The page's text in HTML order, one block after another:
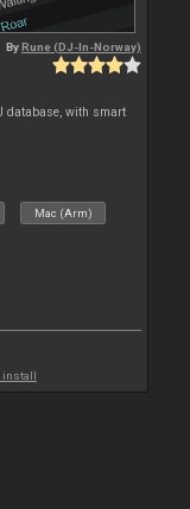
ByRune (DJ-In-Norway)
database, with smart
Mac (Arm)
install